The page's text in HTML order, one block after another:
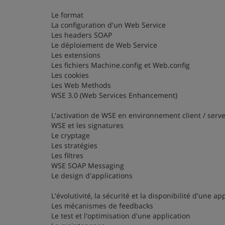
Le format
La configuration d'un Web Service
Les headers SOAP
Le déploiement de Web Service
Les extensions
Les fichiers Machine.config et Web.config
Les cookies
Les Web Methods
WSE 3.0 (Web Services Enhancement)
L'activation de WSE en environnement client /
WSE et les signatures
Le cryptage
Les stratégies
Les filtres
WSE SOAP Messaging
Le design d'applications
L'évolutivité, la sécurité et la disponibilité d'une
Les mécanismes de feedbacks
Le test et l'optimisation d'une application